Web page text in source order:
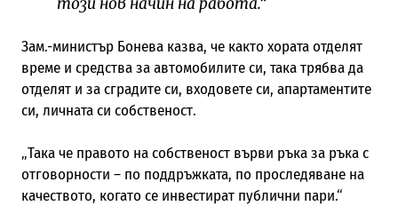
Зам.-министър Бонева казва, че както хората отделят
време и средства за автомобилите си, така трябва да
отделят и за сградите си, входовете си, апартаментите
си, личната си собственост.
„Така че правото на собственост върви ръка за ръка с
отговорности – по поддръжката, по проследяване на
качеството, когато се инвестират публични пари.“